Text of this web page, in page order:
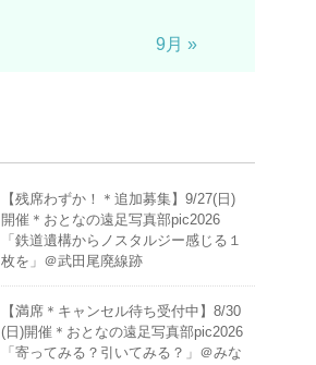
9月 »
【残席わずか！＊追加募集】9/27(日)
開催＊おとなの遠足写真部pic2026
「鉄道遺構からノスタルジー感じる１
枚を」＠武田尾廃線跡
【満席＊キャンセル待ち受付中】8/30
(日)開催＊おとなの遠足写真部pic2026
「寄ってみる？引いてみる？」＠みな